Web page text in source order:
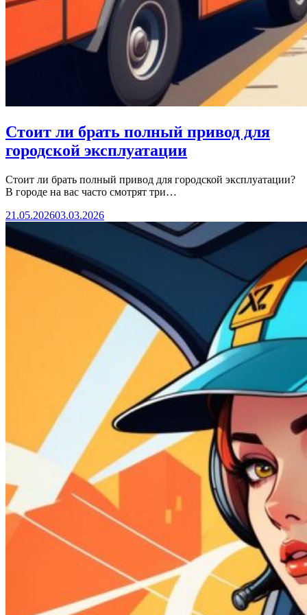
Стоит ли брать полный привод для
городской эксплуатации
Стоит ли брать полный привод для городской эксплуатации?
В городе на вас часто смотрят три…
21.05.202603.03.2026